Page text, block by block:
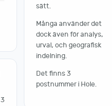
3
sätt.
Många använder det
dock även för analys,
urval, och geografisk
indelning.
Det finns 3
postnummer i Hole.